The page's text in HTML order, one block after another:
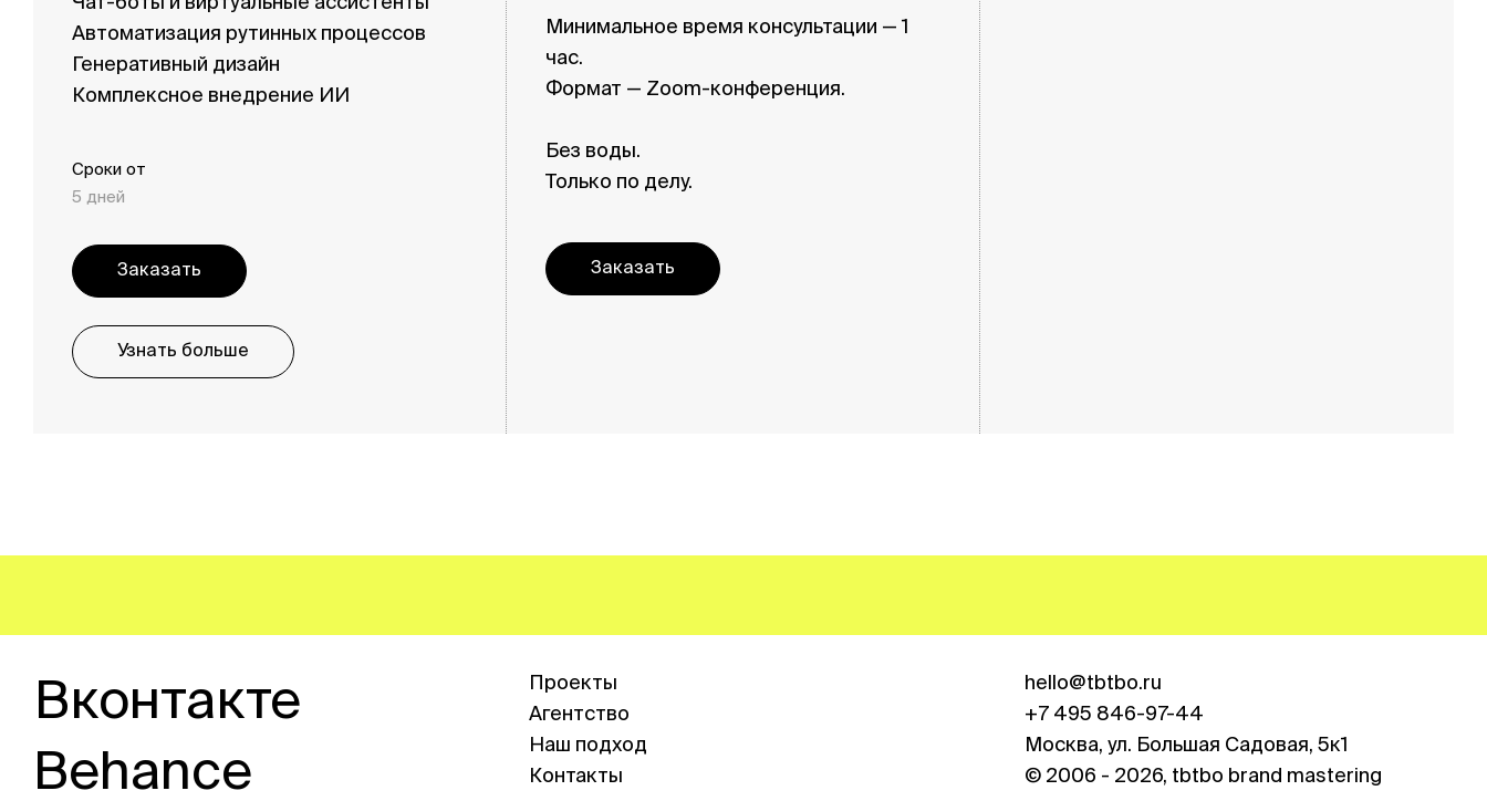
Автоматизация рутинных процессов
Генеративный дизайн
Комплексное внедрение ИИ
Сроки от
5 дней
Заказать
Узнать больше
Минимальное время консультации — 1
час.
Формат — Zoom-конференция.
Без воды.
Только по делу.
Заказать
Вконтакте
Behance
Проекты
Агентство
Наш подход
Контакты
hello@tbtbo.ru
+7 495 846-97-44
Москва, ул. Большая Садовая, 5к1︎
© 2006 - 2026, tbtbo brand mastering